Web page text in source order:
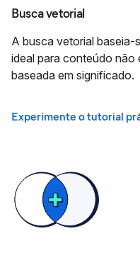
Busca vetorial
A busca vetorial baseia-
ideal para conteúdo não
baseada em significado.
Experimente o tutorial